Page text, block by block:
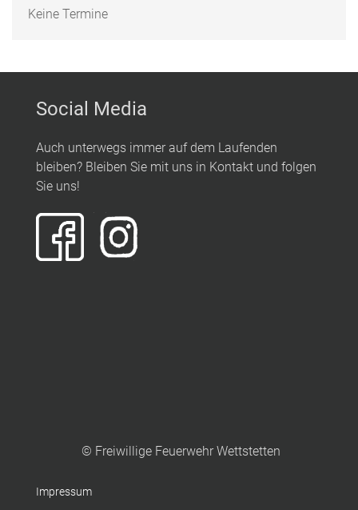
Keine Termine
Social Media
Auch unterwegs immer auf dem Laufenden
bleiben? Bleiben Sie mit uns in Kontakt und folgen
Sie uns!
© Freiwillige Feuerwehr Wettstetten
Impressum